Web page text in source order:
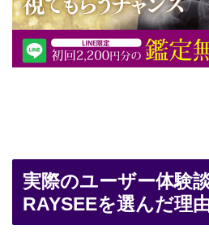
実際のユーザー体験
RAYSEEを選んだ理